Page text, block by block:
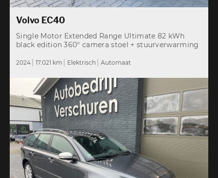
Volvo EC40
Single Motor Extended Range Ultimate 82 kWh
black edition 360° camera stoel + stuurverwarming
2024 17.021 km Elektrisch Automaat